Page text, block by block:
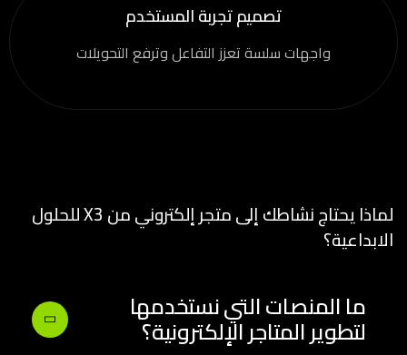
تصميم تجربة المستخدم
واجهات سلسة تعزز التفاعل وترفع التحويلات
لماذا يحتاج نشاطك إلى متجر إلكتروني من X3 للحلول
الابداعية؟
ما المنصات التي نستخدمها
لتطوير المتاجر الإلكترونية؟